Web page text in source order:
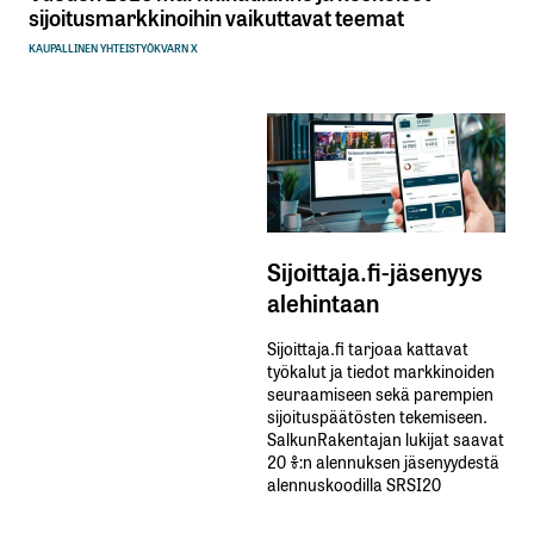
sijoitusmarkkinoihin vaikuttavat teemat
KAUPALLINEN YHTEISTYÖKVARN X
Sijoittaja.fi-jäsenyys
alehintaan
Sijoittaja.fi tarjoaa kattavat
työkalut ja tiedot markkinoiden
seuraamiseen sekä parempien
sijoituspäätösten tekemiseen.
SalkunRakentajan lukijat saavat
20 %:n alennuksen jäsenyydestä
alennuskoodilla SRSI20